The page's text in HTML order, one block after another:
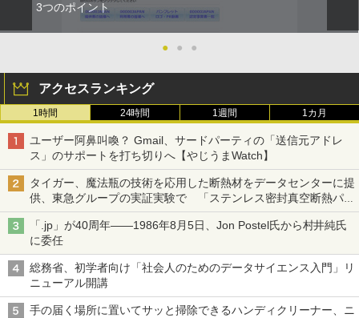
3つのポイント
● ● ●
アクセスランキング
1時間 24時間 1週間 1カ月
ユーザー阿鼻叫喚？ Gmail、サードパーティの「送信元アドレ
ス」のサポートを打ち切りへ【やじうまWatch】
タイガー、魔法瓶の技術を応用した断熱材をデータセンターに提
供、東急グループの実証実験で 「ステンレス密封真空断熱パネ
ル TIVIP」
「.jp」が40周年――1986年8月5日、Jon Postel氏から村井純氏
に委任
総務省、初学者向け「社会人のためのデータサイエンス入門」リ
ニューアル開講
手の届く場所に置いてサッと掃除できるハンディクリーナー、ニ